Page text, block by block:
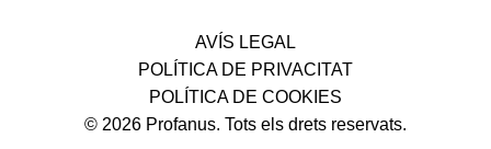
AVÍS LEGAL
POLÍTICA DE PRIVACITAT
POLÍTICA DE COOKIES
© 2026 Profanus. Tots els drets reservats.